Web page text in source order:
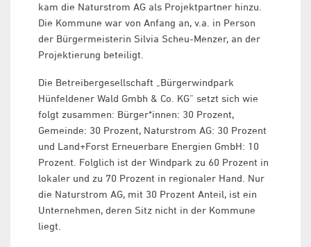
kam die Naturstrom AG als Projektpartner hinzu.
Die Kommune war von Anfang an, v.a. in Person
der Bürgermeisterin Silvia Scheu-Menzer, an der
Projektierung beteiligt.
Die Betreibergesellschaft „Bürgerwindpark
Hünfeldener Wald Gmbh & Co. KG“ setzt sich wie
folgt zusammen: Bürger*innen: 30 Prozent,
Gemeinde: 30 Prozent, Naturstrom AG: 30 Prozent
und Land+Forst Erneuerbare Energien GmbH: 10
Prozent. Folglich ist der Windpark zu 60 Prozent in
lokaler und zu 70 Prozent in regionaler Hand. Nur
die Naturstrom AG, mit 30 Prozent Anteil, ist ein
Unternehmen, deren Sitz nicht in der Kommune
liegt.